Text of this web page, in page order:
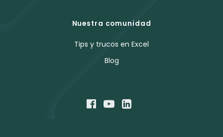
Nuestra comunidad
Tips y trucos en Excel
Blog